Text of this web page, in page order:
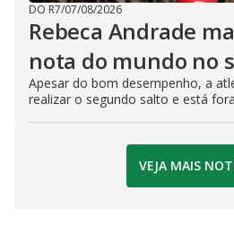
DO R7/07/08/2026
Rebeca Andrade
nota do mundo no
Apesar do bom desempenho, a
realizar o segundo salto e está
VEJA MAIS